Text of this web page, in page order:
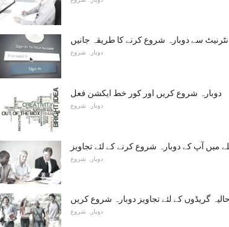
سے دوبارہ شروع کرنے کا طریقہ جانیں
دوبارہ شروع
دوبارہ شروع کریں اور کور خط ایکشن فعل
دوبارہ شروع
میں آپ کے دوبارہ شروع کرنے کے لئے تجاویز
دوبارہ شروع
گریڈوں کے لئے تجاویز دوبارہ شروع کریں
دوبارہ شروع